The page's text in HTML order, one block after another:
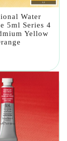
Water
5ml Series 4
Yellow